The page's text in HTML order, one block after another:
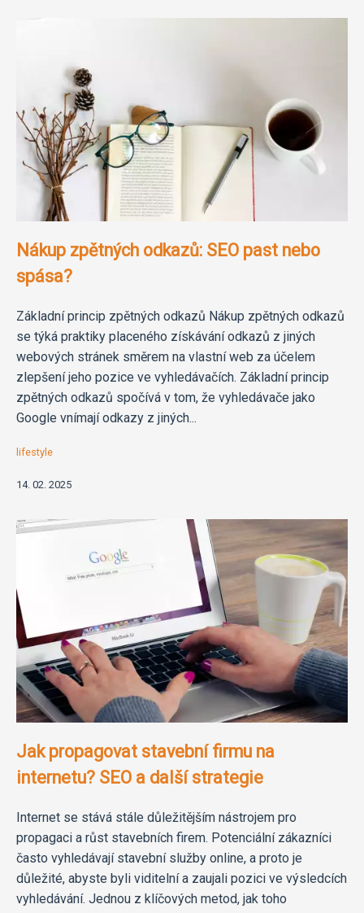
Nákup zpětných odkazů: SEO past nebo
spása?
Základní princip zpětných odkazů Nákup zpětných odkazů
se týká praktiky placeného získávání odkazů z jiných
webových stránek směrem na vlastní web za účelem
zlepšení jeho pozice ve vyhledávačích. Základní princip
zpětných odkazů spočívá v tom, že vyhledávače jako
Google vnímají odkazy z jiných...
lifestyle
14. 02. 2025
Jak propagovat stavební firmu na
internetu? SEO a další strategie
Internet se stává stále důležitějším nástrojem pro
propagaci a růst stavebních firem. Potenciální zákazníci
často vyhledávají stavební služby online, a proto je
důležité, abyste byli viditelní a zaujali pozici ve výsledcích
vyhledávání. Jednou z klíčových metod, jak toho